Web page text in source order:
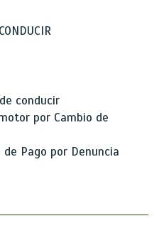
conducir
por Cambio de
de Pago por Denuncia